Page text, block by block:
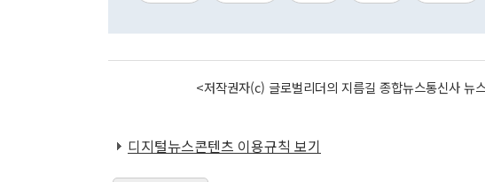
<저작권자(c) 글로벌리더의 지름길 종합뉴스통신사
디지털뉴스콘텐츠 이용규칙 보기